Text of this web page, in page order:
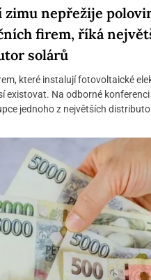
zimu nepřežije
firem, říká
solárů
které instalují fotovoltaické
existovat. Na odborné
jednoho z největších